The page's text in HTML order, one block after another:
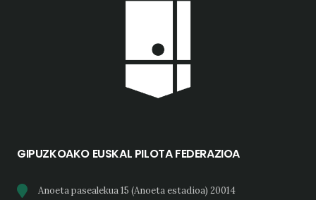
GIPUZKOAKO EUSKAL PILOTA FEDERAZIOA
Anoeta pasealekua 15 (Anoeta estadioa) 20014